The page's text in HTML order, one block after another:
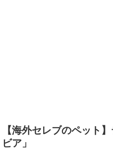
【海外セレブのペット
ビア」